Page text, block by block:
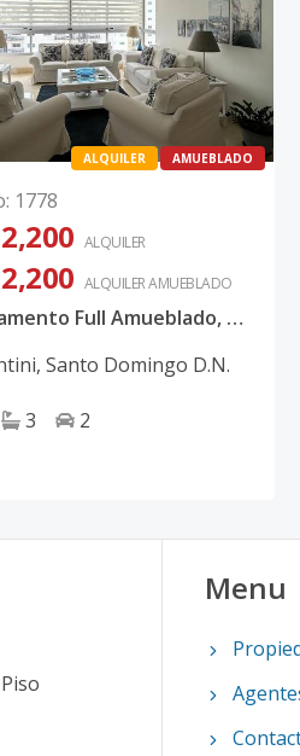
ALQUILER AMUEBLADO
: 1778
ALQUILER
ALQUILERAMUEBLADO
Apartamento Full Amueblado, Moderno y Cómodo, Piantini
, Santo Domingo D.N.
3 2
Menu